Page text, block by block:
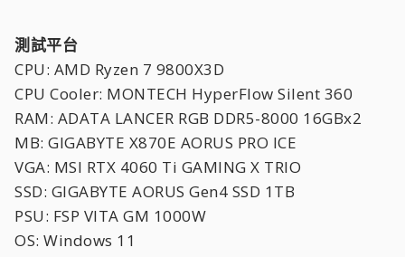
測試平台
CPU: AMD Ryzen 7 9800X3D
CPU Cooler: MONTECH HyperFlow Silent 360
RAM: ADATA LANCER RGB DDR5-8000 16GBx2
MB: GIGABYTE X870E AORUS PRO ICE
VGA: MSI RTX 4060 Ti GAMING X TRIO
SSD: GIGABYTE AORUS Gen4 SSD 1TB
PSU: FSP VITA GM 1000W
OS: Windows 11